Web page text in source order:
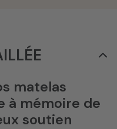
matelas
à mémoire de
soutien